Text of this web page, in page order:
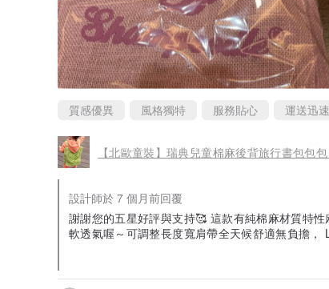
質感優異 風格獨特 服務貼心 運送迅速
【北歐童裝】瑞典兒童棉麻後背旅行書包包
設計師於 7 個月前回覆
謝謝您的五星好評與支持🥰 這款有純棉麻材質特
軟透氣喔～可調整長度寬肩帶全天候舒適無負擔